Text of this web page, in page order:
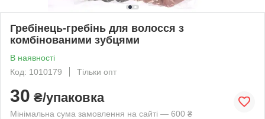
Гребінець-гребінь для волосся з
комбінованими зубцями
В наявності
Код: 1010179
Тільки опт
30 ₴/упаковка
Мінімальна сума замовлення на сайті — 600 ₴